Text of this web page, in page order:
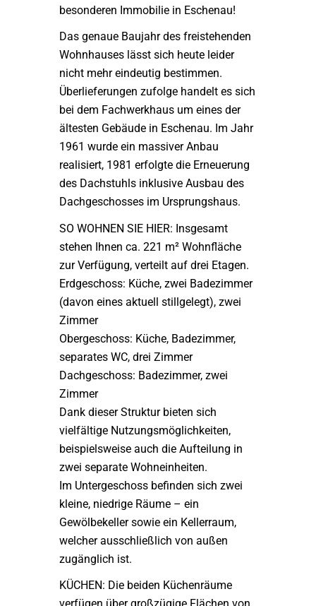
besonderen Immobilie in Eschenau!
Das genaue Baujahr des freistehenden
Wohnhauses lässt sich heute leider
nicht mehr eindeutig bestimmen.
Überlieferungen zufolge handelt es sich
bei dem Fachwerkhaus um eines der
ältesten Gebäude in Eschenau. Im Jahr
1961 wurde ein massiver Anbau
realisiert, 1981 erfolgte die Erneuerung
des Dachstuhls inklusive Ausbau des
Dachgeschosses im Ursprungshaus.
SO WOHNEN SIE HIER: Insgesamt
stehen Ihnen ca. 221 m² Wohnfläche
zur Verfügung, verteilt auf drei Etagen.
Erdgeschoss: Küche, zwei Badezimmer
(davon eines aktuell stillgelegt), zwei
Zimmer
Obergeschoss: Küche, Badezimmer,
separates WC, drei Zimmer
Dachgeschoss: Badezimmer, zwei
Zimmer
Dank dieser Struktur bieten sich
vielfältige Nutzungsmöglichkeiten,
beispielsweise auch die Aufteilung in
zwei separate Wohneinheiten.
Im Untergeschoss befinden sich zwei
kleine, niedrige Räume – ein
Gewölbekeller sowie ein Kellerraum,
welcher ausschließlich von außen
zugänglich ist.
KÜCHEN: Die beiden Küchenräume